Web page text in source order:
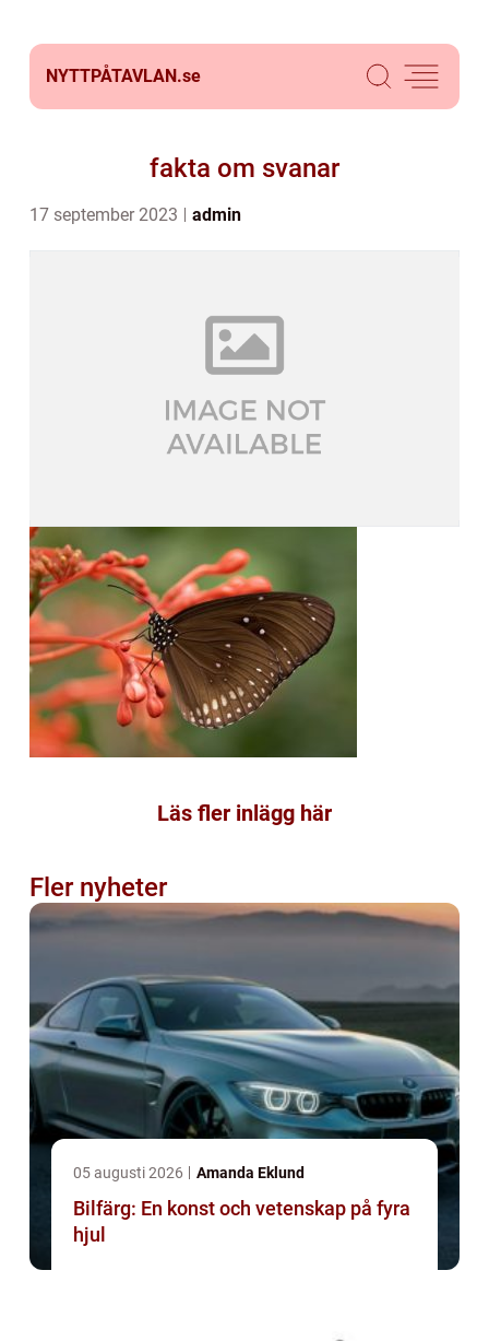
NYTTPÅTAVLAN.se
fakta om svanar
17 september 2023 admin
Läs fler inlägg här
Fler nyheter
05 augusti 2026 Amanda Eklund
Bilfärg: En konst och vetenskap på fyra
hjul